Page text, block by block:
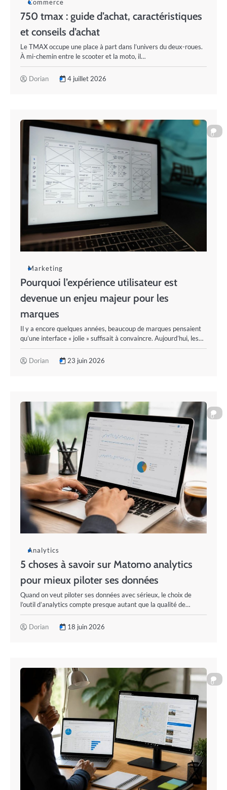
Commerce
750 tmax : guide d’achat, caractéristiques
et conseils d’achat
Le TMAX occupe une place à part dans l’univers du deux-roues.
À mi-chemin entre le scooter et la moto, il…
Dorian 4 juillet 2026
0
Marketing
Pourquoi l’expérience utilisateur est
devenue un enjeu majeur pour les
marques
Il y a encore quelques années, beaucoup de marques pensaient
qu’une interface « jolie » suffisait à convaincre. Aujourd’hui, les…
Dorian 23 juin 2026
0
Analytics
5 choses à savoir sur Matomo analytics
pour mieux piloter ses données
Quand on veut piloter ses données avec sérieux, le choix de
l’outil d’analytics compte presque autant que la qualité de…
Dorian 18 juin 2026
0